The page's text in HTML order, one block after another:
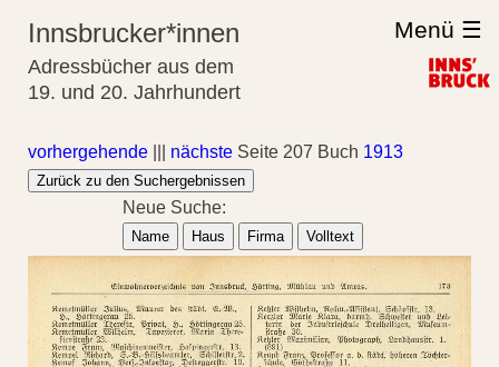
Innsbrucker*innen
Adressbücher aus dem
19. und 20. Jahrhundert
Menü ☰
vorhergehende nächste Seite 207 Buch 1913
Zurück zu den Suchergebnissen
Neue Suche:
Name Haus Firma Volltext